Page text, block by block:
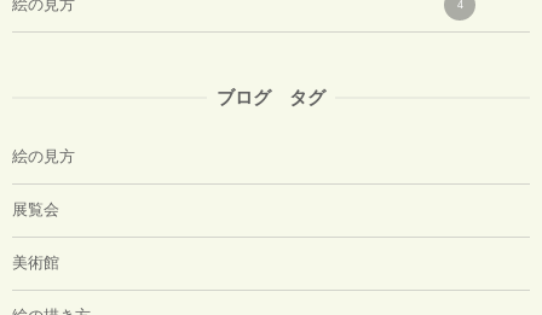
絵の見方 4
ブログ タグ
絵の見方
展覧会
美術館